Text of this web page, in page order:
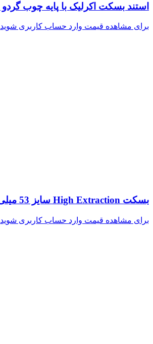
استند بسکت اکرلیک با پایه چوب گردو MUVNA
برای مشاهده قیمت وارد حساب کاربری شوید
بسکت High Extraction سایز 53 میلی متر IKAPE
برای مشاهده قیمت وارد حساب کاربری شوید